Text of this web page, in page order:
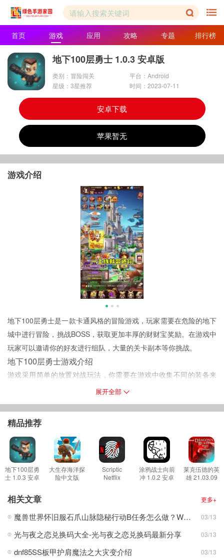
首页 游戏 应用 攻略 专题 排行榜
地下100层勇士 1.0.3 安卓版
类别：冒险闯关
平台：Android
星级：3星推荐
时间：2023-07-11
安卓下载
苹果暂无
游戏介绍
地下100层勇士是一款卡通风格的冒险游戏，玩家需要在危险的地下
城中进行冒险，挑战BOSS，获取更加丰厚的财财宝奖励。在游戏中
玩家可以邀请你的好友进行组队，大量的关卡副本等你挑战。
地下100层勇士游戏介绍
游戏采用简单的放置对战玩法，你需要在游戏中收集不同的装备来
让你的角色变得更加强大，在冒险中击败BOSS，获取稀有奖励。同
游戏特色
1.游戏采用经典的勇者冒险题材，玩家将在游戏中化身勇士前往地下
城探索。
2.丰富的关卡种类，玩家需要在冒险中通过一百层关卡，在游戏中证
明你的实力。
3.卡通风格的画面为你的游玩过程增添乐趣，在冒险中不断提升你的
实力完成挑战。
1.游戏的难度会随着关卡的推进逐步上升，你需要变得更加强大才能
击败你的对手。
2.游戏中还有许多不同玩法的小游戏，为你打发无聊的空闲时间。
展开全部
精品推荐
地下100层勇
士 1.0.3 安卓
大生存海洋探
险中文版
Scriptic
Netflix
涂鸦战士向前
冲 1.0.2 安卓
莱克伍德的英
雄 21.03.09
相关文章 更多+
魔兽世界怀旧服石爪山脉隐秘行动B任务怎么做？WOW怀旧服风险投资公司函件在哪儿？ 03/13
光与夜之恋兑换码大全-光与夜之恋兑换码最新分享 03/13
dnf85SS板甲护肩魔法之大灾变介绍 03/13